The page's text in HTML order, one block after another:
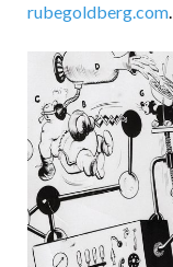
rubegoldberg.com